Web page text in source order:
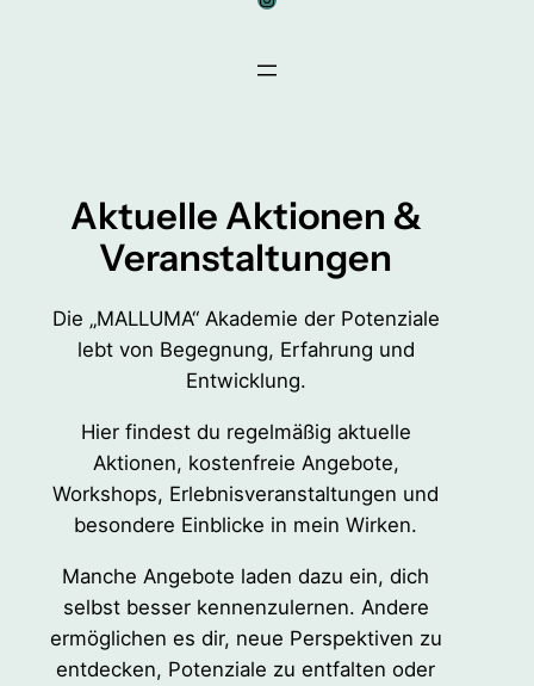
Aktuelle Aktionen &
Veranstaltungen
Die „MALLUMA“ Akademie der Potenziale
lebt von Begegnung, Erfahrung und
Entwicklung.
Hier findest du regelmäßig aktuelle
Aktionen, kostenfreie Angebote,
Workshops, Erlebnisveranstaltungen und
besondere Einblicke in mein Wirken.
Manche Angebote laden dazu ein, dich
selbst besser kennenzulernen. Andere
ermöglichen es dir, neue Perspektiven zu
entdecken, Potenziale zu entfalten oder